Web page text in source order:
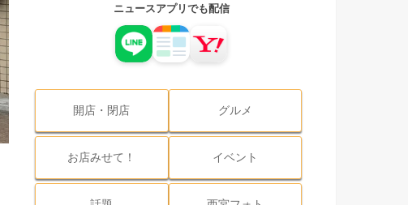
ニュースアプリでも配信
開店・閉店 グルメ
お店みせて！ イベント